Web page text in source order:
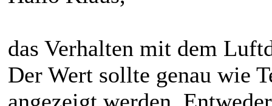
das Verhalten mit dem
Der Wert sollte genau wie